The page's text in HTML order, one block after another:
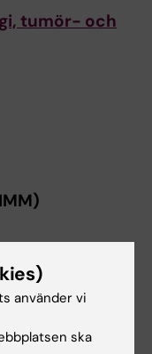
tumör- och
använder vi
ska